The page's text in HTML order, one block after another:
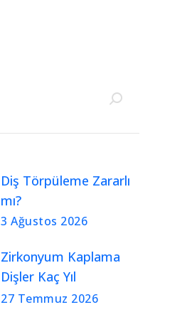
Diş Törpüleme Zararlı
mı?
3 Ağustos 2026
Zirkonyum Kaplama
Dişler Kaç Yıl
Kullanılır?
27 Temmuz 2026